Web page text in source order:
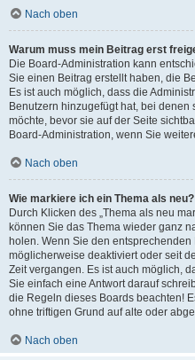
Nach oben
Warum muss mein Beitrag erst
Die Board-Administration kann
Sie einen Beitrag erstellt haben, die
Es ist auch möglich, dass die
Benutzern hinzugefügt hat, bei
möchte, bevor sie auf der Seite
Board-Administration, wenn Sie
Nach oben
Wie markiere ich ein Thema als neu?
Durch Klicken des „Thema als neu
können Sie das Thema wieder ganz
holen. Wenn Sie den
möglicherweise deaktiviert oder seit
Zeit vergangen. Es ist auch möglich,
Sie einfach eine Antwort darauf
die Regeln dieses Boards beachten!
ohne triftigen Grund auf alte oder
Nach oben